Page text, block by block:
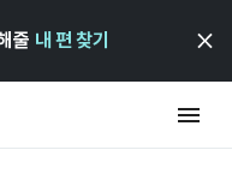
줄 내 편 찾기